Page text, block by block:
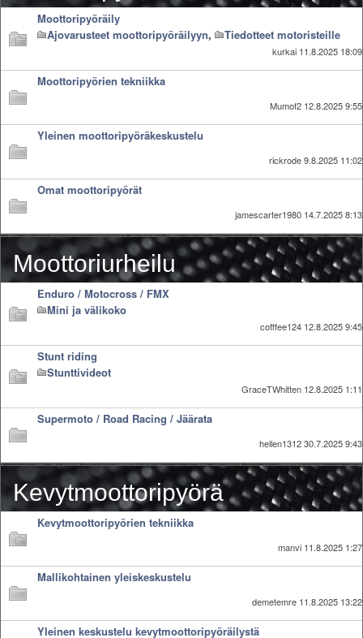
Säännöt ja ohjeet
Uudet ajoneuvot
Uudet videot
Uudet kommentit
Haku
Osat
TIETOPANKKI
MP15 kuvia
MP14 kuvia
MP13 kuvia
ACS 2015 kuvia
Lisää uusi tapahtuma
SÄÄ
Valitse paikkakunta
Tampereen sää
Turun sää
Kuopion sää
Rovaniemen sää
MUUT
VIP-jäsenyys
Suunnittele oma paita
Mainostus
Kevytversio
Moottoripyöräily
Ajovarusteet moottoripyöräilyyn, Tiedotteet motoristeille
kurkai 11.8.2025 18:09
Moottoripyörien tekniikka
Mumof2 12.8.2025 9:55
Yleinen moottoripyöräkeskustelu
rickrode9.8.2025 11:02
Omat moottoripyörät
jamescarter1980 14.7.2025 8:13
Moottoriurheilu
Enduro / Motocross / FMX
Mini ja välikoko
cofffee124 12.8.2025 9:45
Stunt riding
Stunttivideot
GraceTWhitten 12.8.2025 1:11
Supermoto / Road Racing / Jäärata
hellen131230.7.2025 9:43
Kevytmoottoripyörä
Kevytmoottoripyörien tekniikka
manvi 11.8.2025 1:27
Mallikohtainen yleiskeskustelu
demetemre 11.8.2025 13:22
Yleinen keskustelu kevytmoottoripyöräilystä